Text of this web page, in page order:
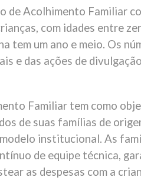
de Acolhimento Familiar
com idades entre
tem um ano e meio. Os
e das ações de
Familiar tem como
de suas famílias de
institucional. As
de equipe técnica,
as despesas com a